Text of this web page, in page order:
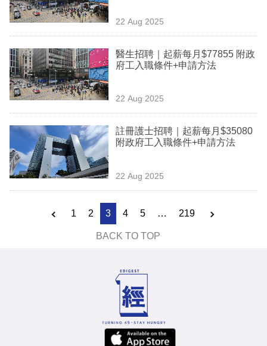
22 Aug 2025
醫生招聘｜起薪每月$77855 附政
府工入職條件+申請方法
22 Aug 2025
註冊護士招聘｜起薪每月$35080
附政府工入職條件+申請方法
22 Aug 2025
1 2 3 4 5 … 219
BACK TO TOP